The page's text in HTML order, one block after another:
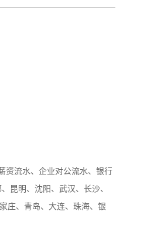
资流水、企业对公流水、银行
昆明、沈阳、武汉、长沙、
庄、青岛、大连、珠海、银